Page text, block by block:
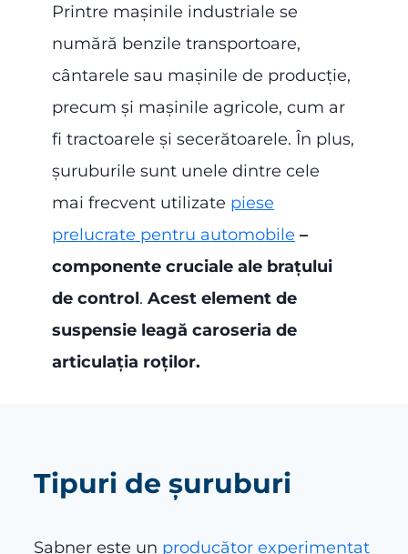
Printre mașinile industriale se
numără benzile transportoare,
cântarele sau mașinile de producție,
precum și mașinile agricole, cum ar
fi tractoarele și secerătoarele. În plus,
șuruburile sunt unele dintre cele
mai frecvent utilizate piese
prelucrate pentru automobile –
componente cruciale ale brațului
de control.Acest element de
suspensie leagă caroseria de
articulația roților.
Tipuri de șuruburi
Sabner este un producător experimentat